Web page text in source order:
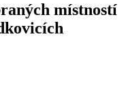
místností